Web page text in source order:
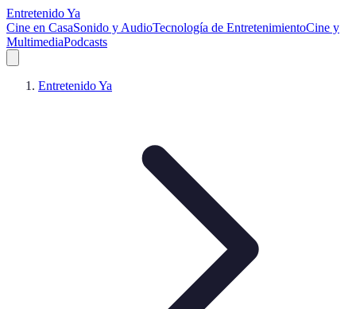
Entretenido Ya
Cine en CasaSonido y AudioTecnología de EntretenimientoCine y
MultimediaPodcasts
Entretenido Ya